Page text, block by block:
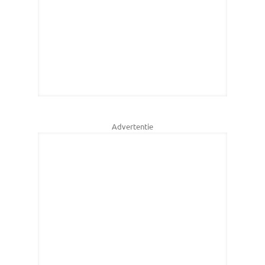
Advertentie